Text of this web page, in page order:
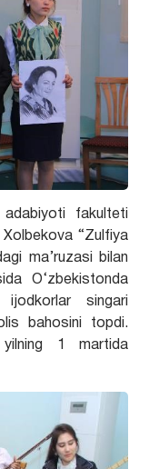
fakulteti
“Zulfiya
ma’ruzasi bilan
O‘zbekistonda
singari
bahosini topdi.
1 martida